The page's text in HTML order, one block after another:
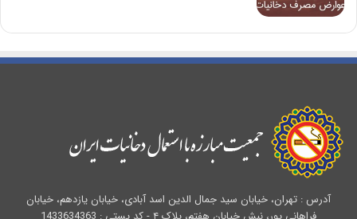
آدرس : تهران، خیابان سید جمال الدین اسد آبادی، خیابان یازدهم، خیابان